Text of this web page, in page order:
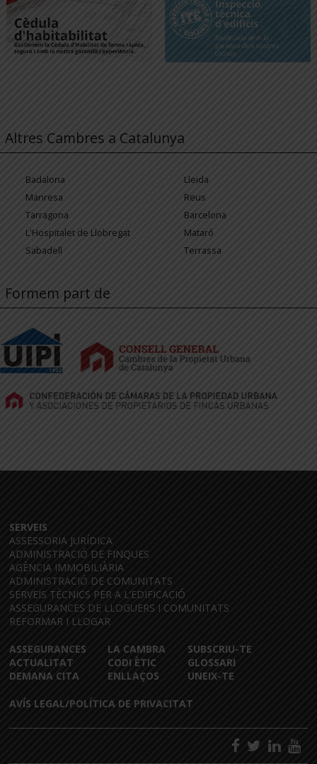
Altres Cambres a Catalunya
Badalona
Lleida
Manresa
Reus
Tarragona
Barcelona
L'Hospitalet de Llobregat
Mataró
Sabadell
Terrassa
Formem part de
SERVEIS
ASSESSORIA JURÍDICA
ADMINISTRACIÓ DE FINQUES
AGÈNCIA IMMOBILIÀRIA
ADMINISTRACIÓ DE COMUNITATS
SERVEIS TÈCNICS PER A L’EDIFICACIÓ
ASSEGURANCES DE LLOGUERS I COMUNITATS
REFORMAR I LLOGAR
ASSEGURANCES
ACTUALITAT
DEMANA CITA
LA CAMBRA
CODI ÈTIC
ENLLAÇOS
SUBSCRIU-TE
GLOSSARI
UNEIX-TE
AVÍS LEGAL/POLÍTICA DE PRIVACITAT